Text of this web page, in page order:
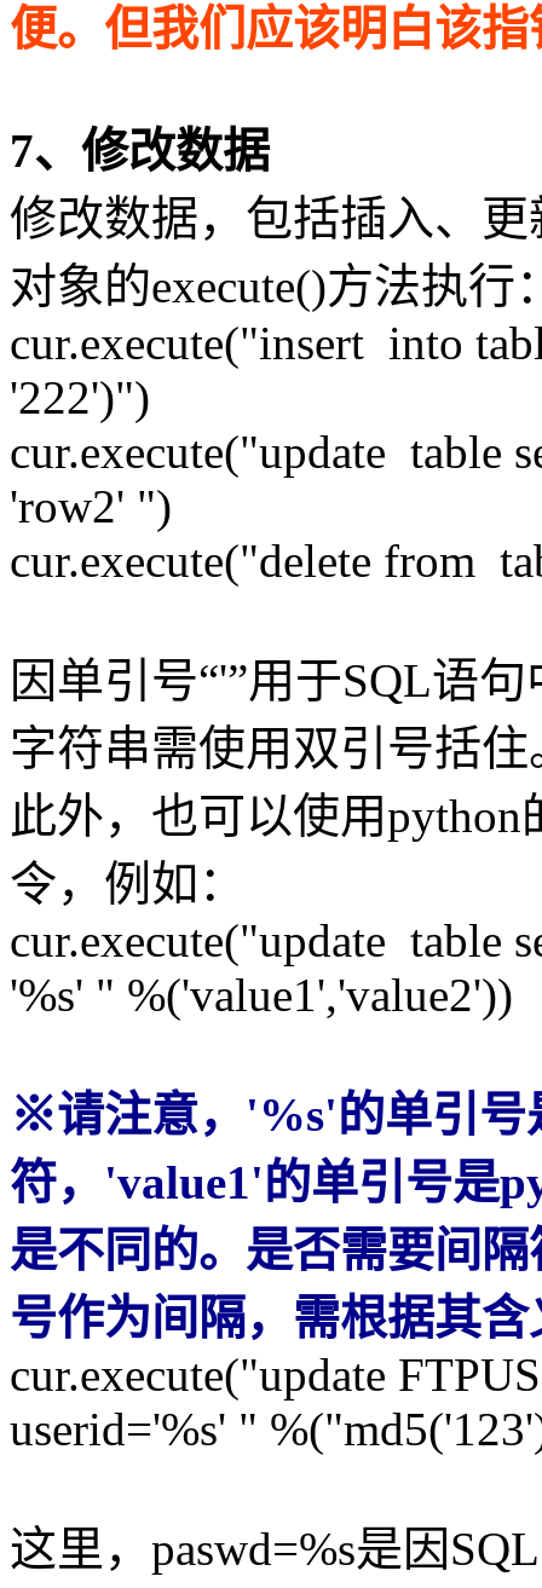
便。但我们应该明白该
7、修改数据
修改数据，包括插入、
对象的execute()方法执行
cur.execute("insert into
'222')")
cur.execute("update
'row2' ")
cur.execute("delete from
因单引号“'”用于SQL语
字符串需使用双引号括住
此外，也可以使用
令，例如：
cur.execute("update
'%s' " %('value1','value2'))
※请注意，'%s'的单引号
符，'value1'的单引号是
是不同的。是否需要间
号作为间隔，需根据其
cur.execute("update
userid='%s' "
这里，paswd=%s是因